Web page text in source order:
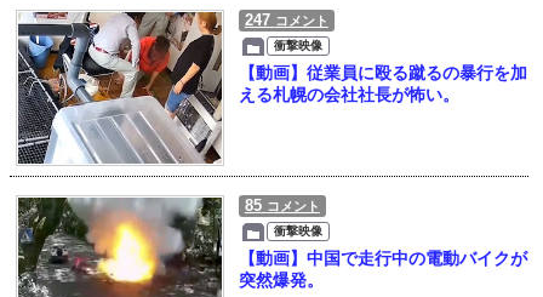
247 コメント
衝撃映像
【動画】従業員に殴る蹴るの暴行を加
える札幌の会社社長が怖い。
85 コメント
衝撃映像
【動画】中国で走行中の電動バイクが
突然爆発。